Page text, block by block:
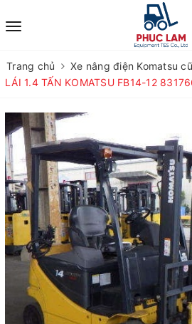
Trang chủ Xe nâng điện Komatsu cũ
LÁI 1.4 TẤN KOMATSU FB14-12